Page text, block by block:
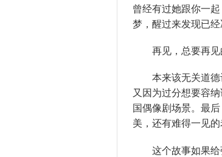
曾经有过她跟你一
梦，醒过来发现已
再见，总要再见
本来该无关道德
又因为过分想要容纳
国偶像剧场景。最
美，还有难得一见
这个故事如果给